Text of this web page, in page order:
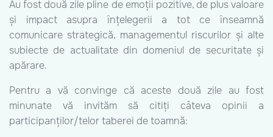
Au fost două zile pline de emoții pozitive, de plus valoare
și impact asupra înțelegerii a tot ce înseamnă
comunicare strategică, managementul riscurilor și alte
subiecte de actualitate din domeniul de securitate și
apărare.
Pentru a vă convinge că aceste două zile au fost
minunate vă invităm să citiți câteva opinii a
participanților/telor taberei de toamnă: